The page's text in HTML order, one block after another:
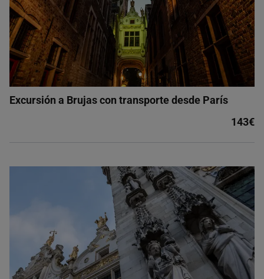
Excursión a Brujas con transporte desde París
143€